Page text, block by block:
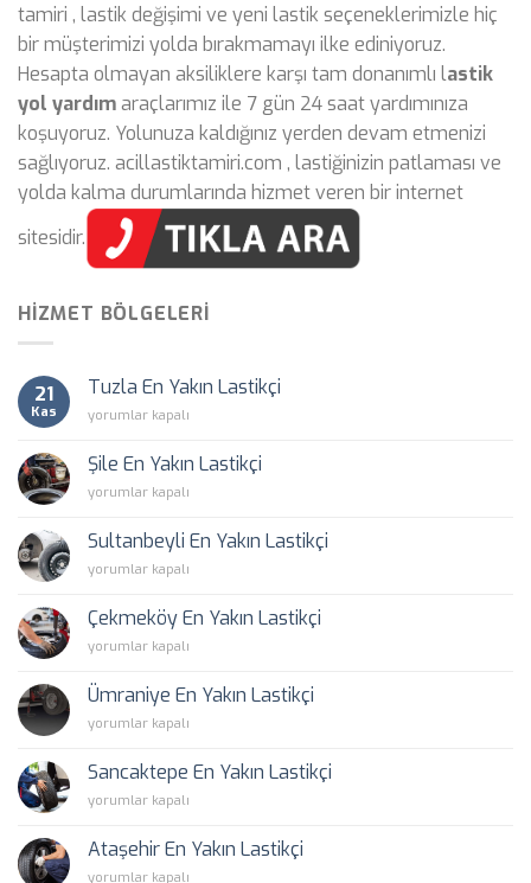
tamiri , lastik değişimi ve yeni lastik seçeneklerimizle hiç
bir müşterimizi yolda bırakmamayı ilke ediniyoruz.
Hesapta olmayan aksiliklere karşı tam donanımlı lastik
yol yardımaraçlarımız ile 7 gün 24 saat yardımınıza
koşuyoruz. Yolunuza kaldığınız yerden devam etmenizi
sağlıyoruz. acillastiktamiri.com , lastiğinizin patlaması ve
yolda kalma durumlarında hizmet veren bir internet
sitesidir.
HIZMET BÖLGELERI
21
Kas
Tuzla En Yakın Lastikçi
Tuzla
Yakın
Lastikçi
için
yorumlar kapalı
Şile En Yakın Lastikçi
Şile
Yakın
Lastikçi
için
yorumlar kapalı
Sultanbeyli En Yakın Lastikçi
Sultanbeyli
Yakın
Lastikçi
için
yorumlar kapalı
Çekmeköy En Yakın Lastikçi
Çekmeköy
Yakın
Lastikçi
için
yorumlar kapalı
Ümraniye En Yakın Lastikçi
Ümraniye
Yakın
Lastikçi
için
yorumlar kapalı
Sancaktepe En Yakın Lastikçi
Sancaktepe
Yakın
Lastikçi
yorumlar kapalı
Ataşehir En Yakın Lastikçi
Ataşehir
yorumlar kapalı